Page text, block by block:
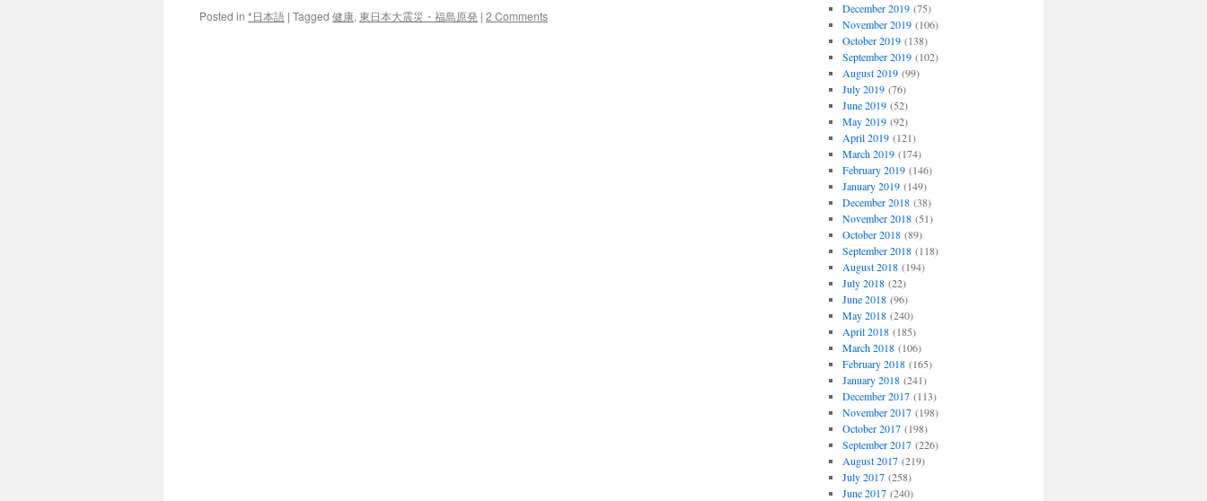
Posted in *日本語 | Tagged 健康, 東日本大震災・福島原発 | 2 Comments
December 2019(75)
November 2019(106)
October 2019(138)
September 2019(102)
August 2019(99)
July 2019(76)
June 2019(52)
May 2019(92)
April 2019(121)
March 2019(174)
February 2019(146)
January 2019(149)
December 2018(38)
November 2018(51)
October 2018(89)
September 2018(118)
August 2018(194)
July 2018(22)
June 2018(96)
May 2018(240)
April 2018(185)
March 2018(106)
February 2018(165)
January 2018(241)
December 2017(113)
November 2017(198)
October 2017(198)
September 2017(226)
August 2017(219)
July 2017(258)
June 2017(240)